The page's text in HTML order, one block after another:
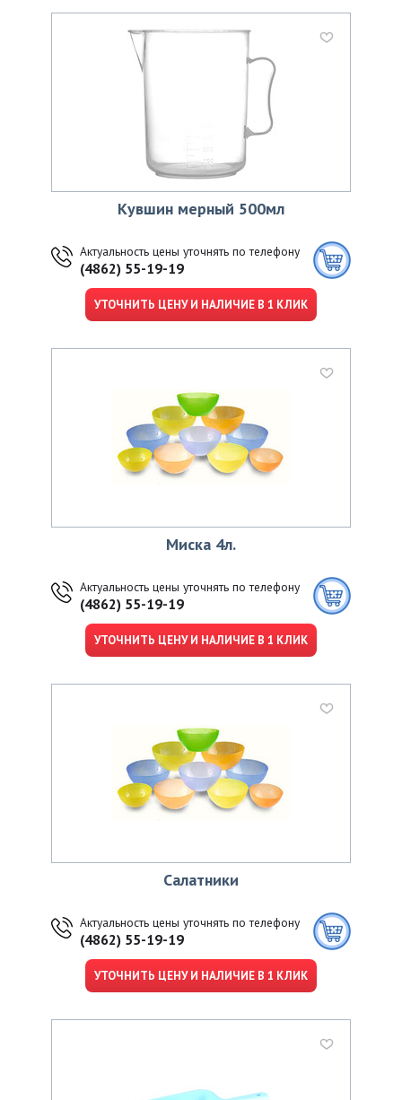
Кувшин мерный 500мл
Актуальность цены уточнять по телефону
(4862) 55-19-19
УТОЧНИТЬ ЦЕНУ И НАЛИЧИЕ В 1 КЛИК
Миска 4л.
Актуальность цены уточнять по телефону
(4862) 55-19-19
УТОЧНИТЬ ЦЕНУ И НАЛИЧИЕ В 1 КЛИК
Салатники
Актуальность цены уточнять по телефону
(4862) 55-19-19
УТОЧНИТЬ ЦЕНУ И НАЛИЧИЕ В 1 КЛИК